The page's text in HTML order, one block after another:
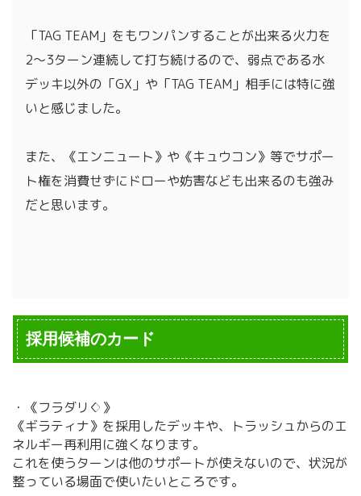
「TAG TEAM」をもワンパンすることが出来る火力を
2～3ターン連続して打ち続けるので、弱点である水
デッキ以外の「GX」や「TAG TEAM」相手には特に強
いと感じました。
また、《エンニュート》や《キュウコン》等でサポー
ト権を消費せずにドローや妨害なども出来るのも強み
だと思います。
採用候補のカード
・《フラダリ♢》
《ギラティナ》を採用したデッキや、トラッシュからのエ
ネルギー再利用に強くなります。
これを使うターンは他のサポートが使えないので、状況が
整っている場面で使いたいところです。